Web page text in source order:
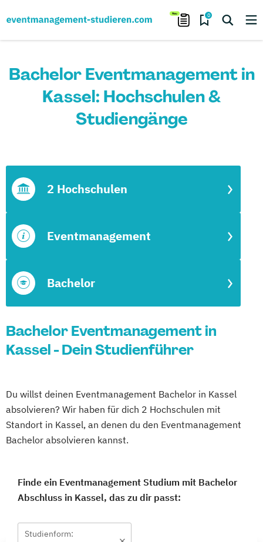
0
Bachelor Eventmanagement in
Kassel: Hochschulen &
Studiengänge
Bachelor
Eventmanagement
2 Hochschulen
Bachelor Eventmanagement in
Kassel - Dein Studienführer
Du willst deinen Eventmanagement Bachelor in Kassel
absolvieren? Wir haben für dich 2 Hochschulen mit
Standort in Kassel, an denen du den Eventmanagement
Bachelor absolvieren kannst.
Finde ein Eventmanagement Studium mit Bachelor
Abschluss in Kassel, das zu dir passt:
Studienform: